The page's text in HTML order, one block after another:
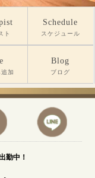
ト
Schedule
スケジュール
加
Blog
ブログ
勤中！